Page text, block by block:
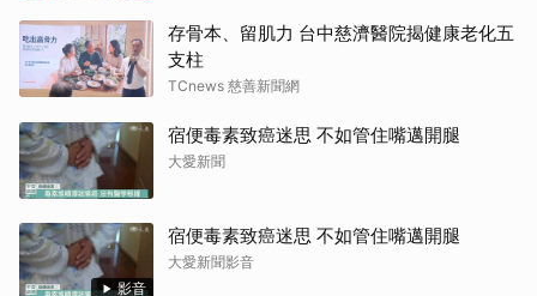
存骨本、留肌力 台中慈濟醫院揭健康老化五
支柱
TCnews 慈善新聞網
宿便毒素致癌迷思 不如管住嘴邁開腿
大愛新聞
影音
宿便毒素致癌迷思 不如管住嘴邁開腿
大愛新聞影音